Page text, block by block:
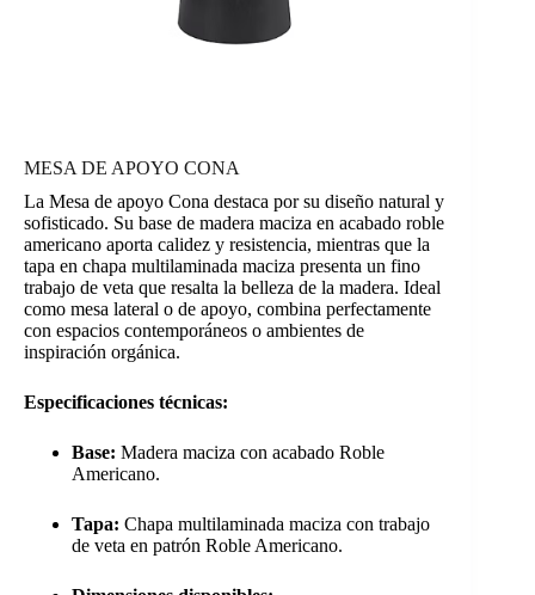
MESA DE APOYO CONA
La Mesa de apoyo Cona destaca por su diseño natural y
sofisticado. Su base de madera maciza en acabado roble
americano aporta calidez y resistencia, mientras que la
tapa en chapa multilaminada maciza presenta un fino
trabajo de veta que resalta la belleza de la madera. Ideal
como mesa lateral o de apoyo, combina perfectamente
con espacios contemporáneos o ambientes de
inspiración orgánica.
Especificaciones técnicas:
Base: Madera maciza con acabado Roble
Americano.
Tapa: Chapa multilaminada maciza con trabajo
de veta en patrón Roble Americano.